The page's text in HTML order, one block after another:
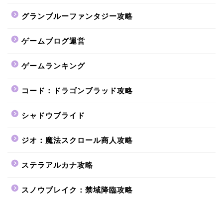
グランブルーファンタジー攻略
ゲームブログ運営
ゲームランキング
コード：ドラゴンブラッド攻略
シャドウブライド
ジオ：魔法スクロール商人攻略
ステラアルカナ攻略
スノウブレイク：禁域降臨攻略